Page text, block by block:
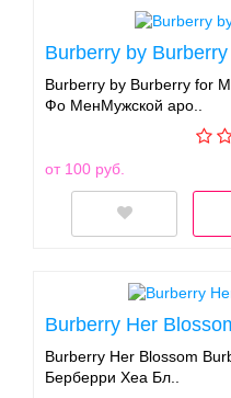
Burberry by
Burberry by Burberry for
Фо МенМужской аро..
от 100 руб.
Burberry Her
Burberry Her Blossom
Берберри Хеа Бл..